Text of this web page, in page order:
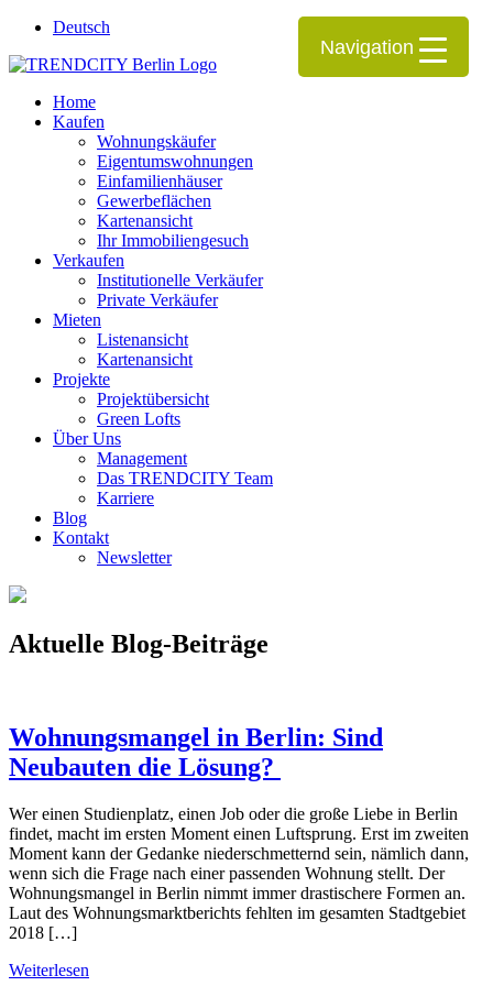
Deutsch
Home
Kaufen
Wohnungskäufer
Eigentumswohnungen
Einfamilienhäuser
Gewerbeflächen
Kartenansicht
Ihr Immobiliengesuch
Verkaufen
Institutionelle Verkäufer
Private Verkäufer
Mieten
Listenansicht
Kartenansicht
Projekte
Projektübersicht
Green Lofts
Über Uns
Management
Das TRENDCITY Team
Karriere
Blog
Kontakt
Newsletter
Aktuelle Blog-Beiträge
Wohnungsmangel in Berlin: Sind
Neubauten die Lösung?
Wer einen Studienplatz, einen Job oder die große Liebe in Berlin
findet, macht im ersten Moment einen Luftsprung. Erst im zweiten
Moment kann der Gedanke niederschmetternd sein, nämlich dann,
wenn sich die Frage nach einer passenden Wohnung stellt. Der
Wohnungsmangel in Berlin nimmt immer drastischere Formen an.
Laut des Wohnungsmarktberichts fehlten im gesamten Stadtgebiet
2018 […]
Weiterlesen
Navigation